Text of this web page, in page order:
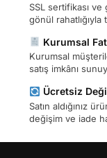
SSL sertifikası ve
gönül rahatlığıyla
Kurumsal
Kurumsal
satış imkânı
Ücretsiz
Satın aldığınız
değişim ve iade